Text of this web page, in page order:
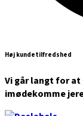
Høj kundetilfredshed
Vi går langt for
imødekomme